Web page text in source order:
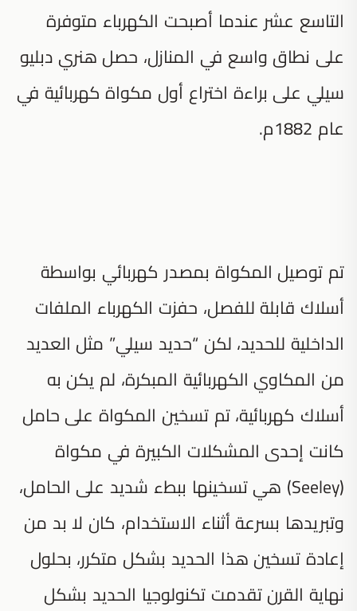
التاسع عشر عندما أصبحت الكهرباء متوفرة
على نطاق واسع في المنازل، حصل هنري دبليو
سيلي على براءة اختراع أول مكواة كهربائية في
عام 1882م.
تم توصيل المكواة بمصدر كهربائي بواسطة
أسلاك قابلة للفصل، حفزت الكهرباء الملفات
الداخلية للحديد، لكن “حديد سيلي” مثل العديد
من المكاوي الكهربائية المبكرة، لم يكن به
أسلاك كهربائية، تم تسخين المكواة على حامل
كانت إحدى المشكلات الكبيرة في مكواة
(Seeley) هي تسخينها ببطء شديد على الحامل،
وتبريدها بسرعة أثناء الاستخدام، كان لا بد من
إعادة تسخين هذا الحديد بشكل متكرر، بحلول
نهاية القرن تقدمت تكنولوجيا الحديد بشكل